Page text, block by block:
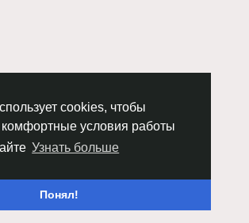
cookies, чтобы
комфортные условия работы
Узнать больше
Понял!